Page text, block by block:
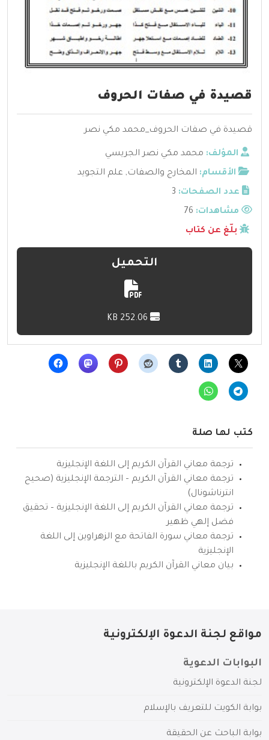
قصيدة في صفات الحروف
قصيدة في صفات الحروف_محمد مكي نصر
المؤلف: محمد مكي نصر الجريسي
الأقسام: المخارج والصفات, علم التجويد
عدد الصفحات: 3
مشاهدات:
بلّغ عن كتاب
التحميل
كتب لها صلة
ترجمة معاني القرآن الكريم إلى اللغة الإنجليزية
ترجمة معاني القرآن الكريم – الترجمة الإنجليزية (صحيح
انترناشونال)
ترجمة معاني القرآن الكريم إلى اللغة الإنجليزية – تحقيق
فضل إلهي ظهير
ترجمة معاني سورة الفاتحة مع الزهراوين إلى اللغة
الإنجليزية
بيان معاني القرآن الكريم باللغة الإنجليزية
مواقع لجنة الدعوة الإلكترونية
البوابات الدعوية
لجنة الدعوة الإلكترونية
بوابة الكويت للتعريف بالإسلام
بوابة الباحث عن الحقيقة